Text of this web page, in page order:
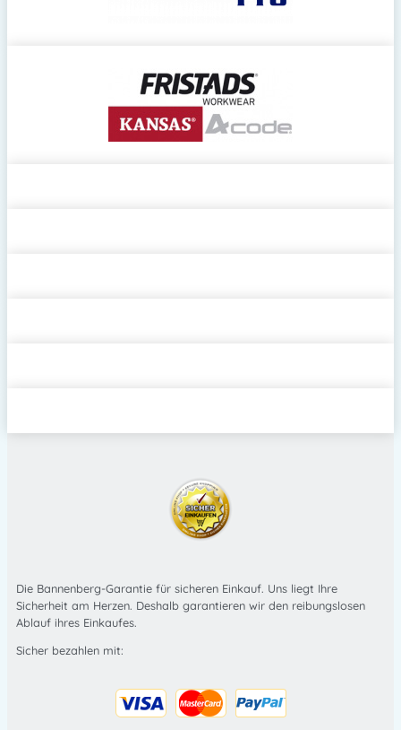
Die Bannenberg-Garantie für sicheren Einkauf. Uns liegt Ihre
Sicherheit am Herzen. Deshalb garantieren wir den reibungslosen
Ablauf ihres Einkaufes.
Sicher bezahlen mit: